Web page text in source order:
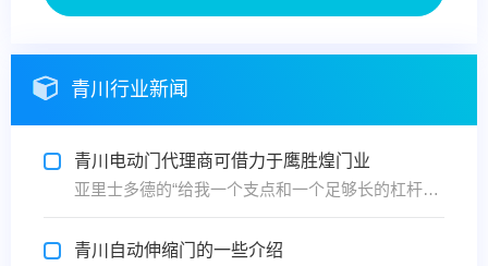
青川行业新闻
青川电动门代理商可借力于鹰胜煌门业
亚里士多德的“给我一个支点和一个足够长的杠杆，我可以用它撬动地球”，红楼梦中薛宝钗“好风凭借力，送我上青天”，这些话同样适用于电动门的代理商身上。电动门代理商在发展时，必须要学会合理精准地利用资源，善于借取鹰胜煌门业力量，为自己的发展提供新能量，注入新活力。电动门代理商主动争取向...
青川自动伸缩门的一些介绍